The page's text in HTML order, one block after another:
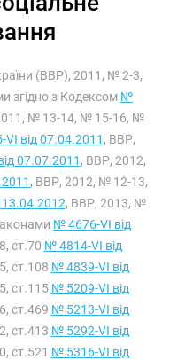
(ВВР), 2011, № 2-3,
згідно з Кодексом №
№ 13-14, № 15-16, №
від 07.04.2011 , ВВР,
07.07.2011 , ВВР, 2012,
, ВВР, 2012, № 12-13,
, ВВР, 2013, №
№ 4676-VI від
ст.70 № 4814-VI від
ст.108 № 4839-VI від
ст.115 № 5209-VI від
ст.469 № 5213-VI від
ст.413 № 5292-VI від
ст.521 № 5316-VI від